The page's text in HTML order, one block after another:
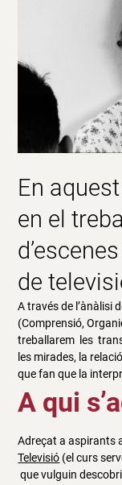
En
en el
de
A través de l’ànàlisi
(Comprensió,
treballarem les
les mirades, la
que fan que la
A qui
Adreçat a aspirants
Televisió (el curs
que vulguin